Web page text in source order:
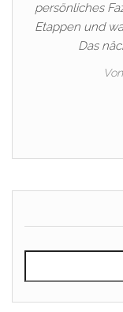
persönliches
Etappen und
Das
Von